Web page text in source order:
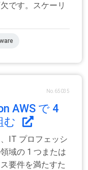
です。スケーリ
No.65035
AWS で 4
む
IT プロフェッシ
域の 1 つまたは
要件を満たすた